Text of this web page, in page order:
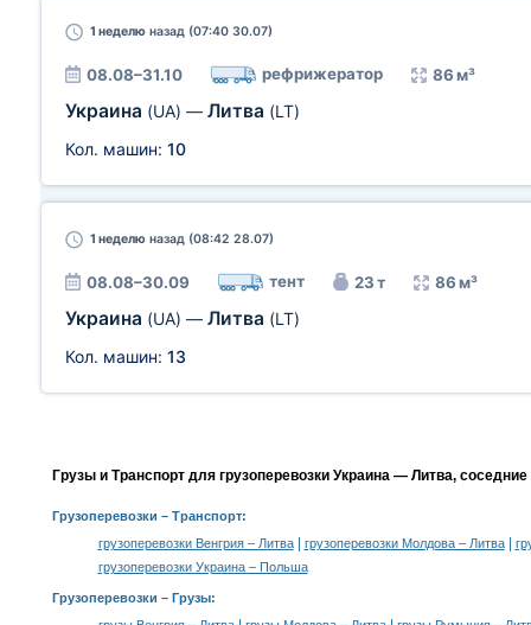
1 неделю назад (07:40 30.07)
08.08–31.10 рефрижератор 86 м³
Украина (UA) — Литва (LT)
Кол. машин: 10
1 неделю назад (08:42 28.07)
08.08–30.09 тент 23 т 86 м³
Украина (UA) — Литва (LT)
Кол. машин: 13
Грузы и Транспорт для грузоперевозки Украина — Литва,
Грузоперевозки – Транспорт:
грузоперевозки Венгрия – Литва| грузоперевозки Молдова – Литва|
грузоперевозки Украина – Польша
Грузоперевозки – Грузы: